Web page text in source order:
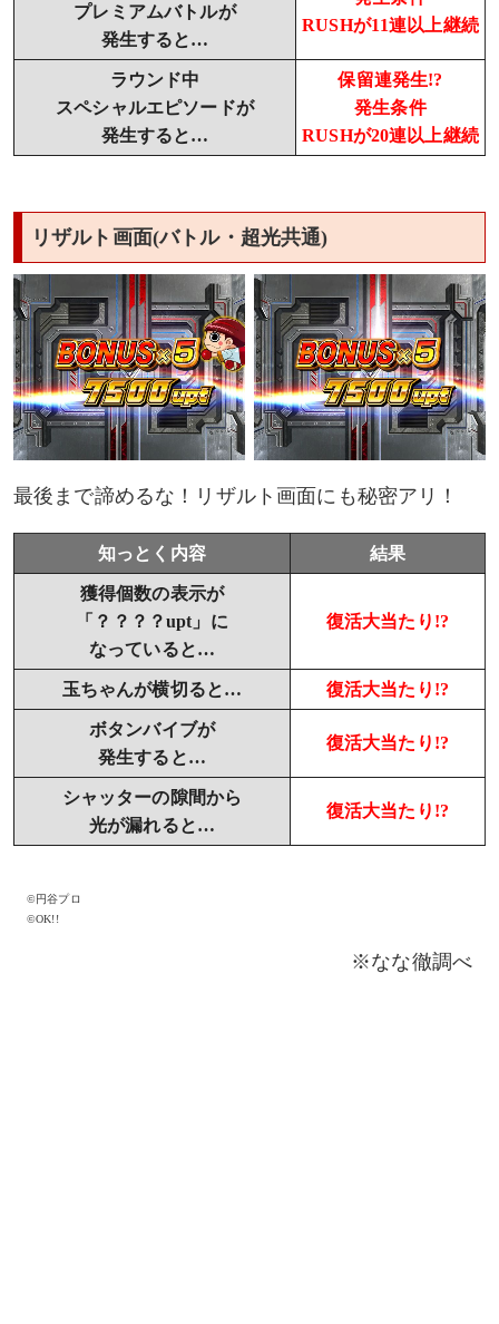
プレミアムバトルが
発生すると…
RUSHが11連以上継続
ラウンド中
スペシャルエピソードが
発生すると…
保留連発生!?
発生条件
RUSHが20連以上継続
リザルト画面(バトル・超光共通)
最後まで諦めるな！リザルト画面にも秘密アリ！
知っとく内容 結果
獲得個数の表示が
「？？？？upt」に
なっていると…
復活大当たり!?
玉ちゃんが横切ると… 復活大当たり!?
ボタンバイブが
発生すると…
復活大当たり!?
シャッターの隙間から
光が漏れると…
復活大当たり!?
©円谷プロ
©OK!!
※なな徹調べ